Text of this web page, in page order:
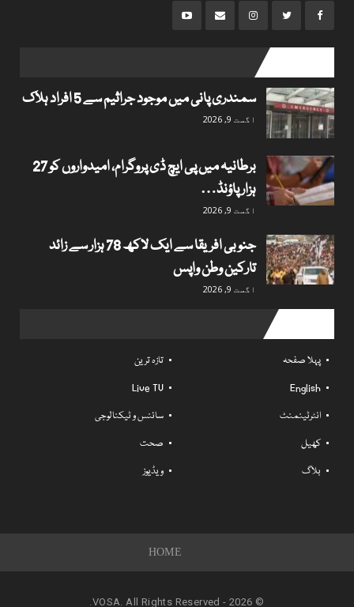
سمندری پانی میں موجود جراثیم سے 5 افراد ہلاک
اگست 9, 2026
برطانیہ میں پی ایچ ڈی پروگرام، امیدواروں کو 27
ہزار پاؤنڈ…
اگست 9, 2026
جنوبی افریقا سے ایک لاکھ 78 ہزار سے زائد
تارکین وطن واپس
اگست 9, 2026
پہلا صفحہ
تازہ ترین
English
Live TV
انٹرٹینمنٹ
سائنس و ٹیکنالوجی
کھیل
صحت
بلاگ
ویڈیوز
HOME
© 2026 - VOSA. All Rights Reserved.